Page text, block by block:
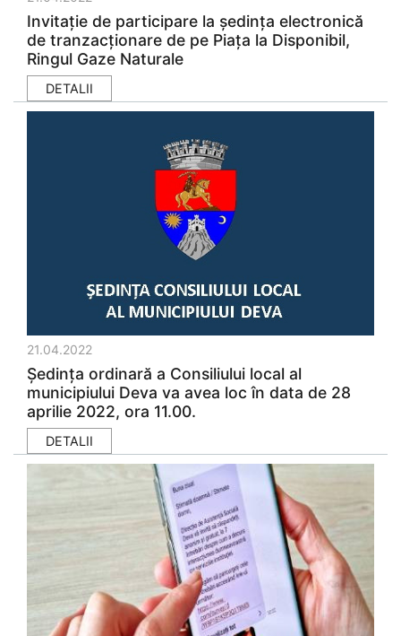
Invitație de participare la ședința electronică
de tranzacționare de pe Piața la Disponibil,
Ringul Gaze Naturale
DETALII
21.04.2022
Ședinţa ordinară a Consiliului local al
municipiului Deva va avea loc în data de 28
aprilie 2022, ora 11.00.
DETALII